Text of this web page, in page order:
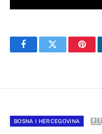
FacebookTwitter
BOSNA I HERCEGOVINA